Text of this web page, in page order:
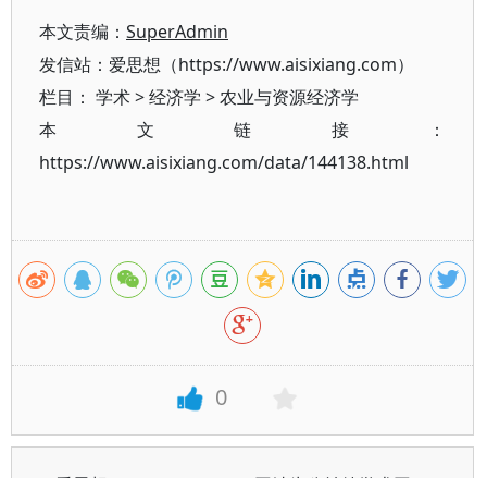
本文责编： SuperAdmin
发信站：爱思想（https://www.aisixiang.com）
栏目： 学术>经济学 >农业与资源经济学
本文链接：
https://www.aisixiang.com/data/144138.html
0